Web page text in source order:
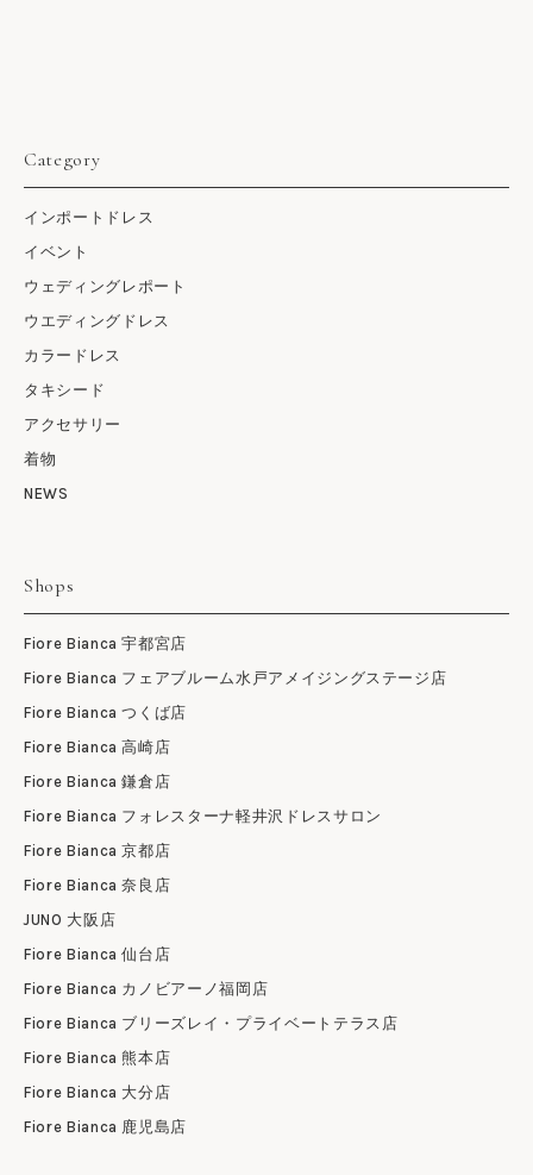
Category
インポートドレス
イベント
ウェディングレポート
ウエディングドレス
カラードレス
タキシード
アクセサリー
着物
NEWS
Shops
Fiore Bianca 宇都宮店
Fiore Bianca フェアブルーム水戸アメイジングステージ店
Fiore Bianca つくば店
Fiore Bianca 高崎店
Fiore Bianca 鎌倉店
Fiore Bianca フォレスターナ軽井沢ドレスサロン
Fiore Bianca 京都店
Fiore Bianca 奈良店
JUNO 大阪店
Fiore Bianca 仙台店
Fiore Bianca カノビアーノ福岡店
Fiore Bianca ブリーズレイ・プライベートテラス店
Fiore Bianca 熊本店
Fiore Bianca 大分店
Fiore Bianca 鹿児島店